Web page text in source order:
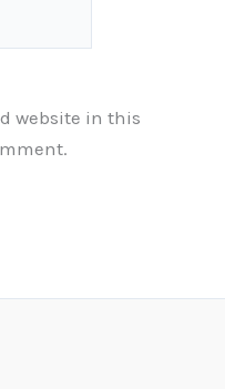
website in this